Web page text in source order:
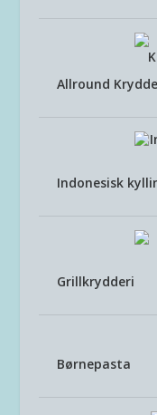
Allround
Indonesisk
Grillkrydderi
Børnepasta